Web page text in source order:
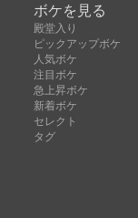
ボケを見る
殿堂入り
ピックアップボケ
人気ボケ
注目ボケ
急上昇ボケ
新着ボケ
セレクト
タグ